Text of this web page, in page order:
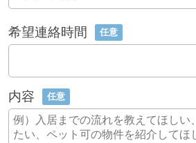
希望連絡時間 任意
内容 任意